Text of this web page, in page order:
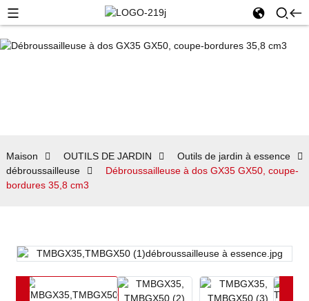
Maison OUTILS DE JARDIN
Outils de jardin à essence
débroussailleuse
Débroussailleuse à dos GX35 GX50, coupe-
bordures 35,8 cm3